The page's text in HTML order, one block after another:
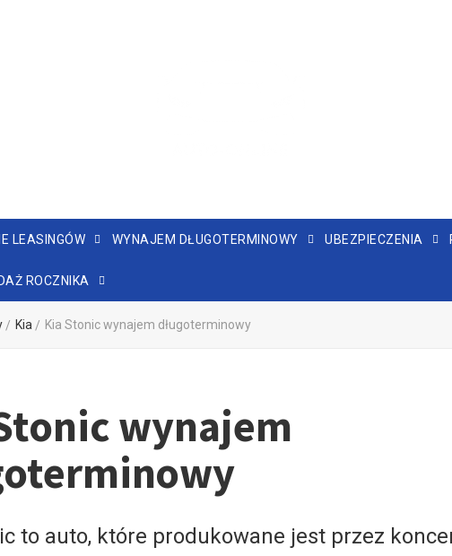
LEASINGÓW WYNAJEM DŁUGOTERMINOWY UBEZPIECZENIA
ROCZNIKA
Kia Kia Stonic wynajem długoterminowy
wynajem
to auto, które produkowane jest przez